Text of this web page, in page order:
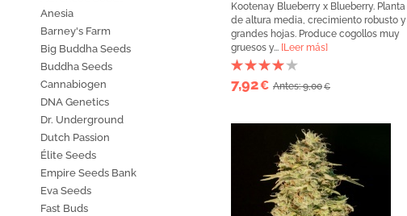
Anesia
Barney's Farm
Big Buddha Seeds
Buddha Seeds
Cannabiogen
DNA Genetics
Dr. Underground
Dutch Passion
Élite Seeds
Empire Seeds Bank
Eva Seeds
Fast Buds
Kootenay Blueberry x Blueberry. Planta
de altura media, crecimiento robusto y
grandes hojas. Produce cogollos muy
gruesos y... [Leer más]
7,92€ Antes: 9,00€